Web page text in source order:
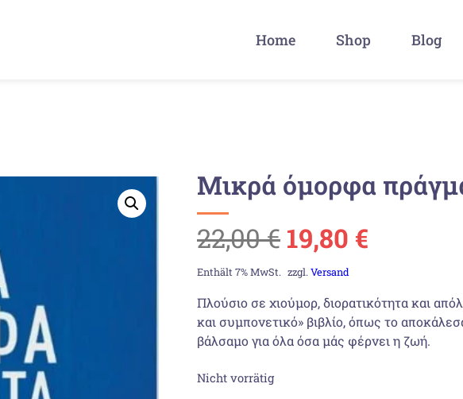
Home Shop Blog
Μικρά όμορφα
22,00€ Ursprünglicher
Preis
war:
22,00 €
19,80 €
ist:
19,80 €.
Enthält 7% MwSt. zzgl. Versand
Πλούσιο σε χιούμορ, διορατικότητα και
και συμπονετικό» βιβλίο, όπως το
βάλσαμο για όλα όσα μάς φέρνει η ζωή.
Nicht vorrätig